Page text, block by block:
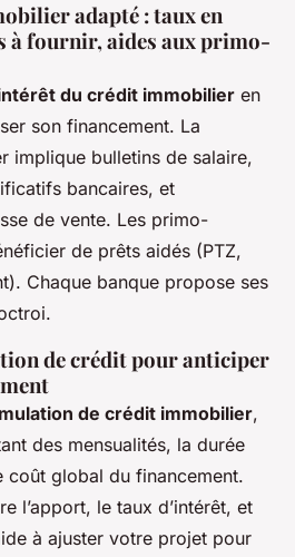
adapté : taux en
à fournir, aides aux primo-
du crédit immobilier en
son financement. La
implique bulletins de salaire,
bancaires, et
de vente. Les primo-
de prêts aidés (PTZ,
Chaque banque propose ses
de crédit pour anticiper
de crédit immobilier,
des mensualités, la durée
coût global du financement.
l’apport, le taux d’intérêt, et
à ajuster votre projet pour